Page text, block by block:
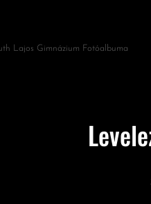
Lajos Gimnázium Fotóalbuma